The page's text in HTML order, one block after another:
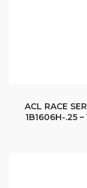
ACL RACE
1B1606H-.25